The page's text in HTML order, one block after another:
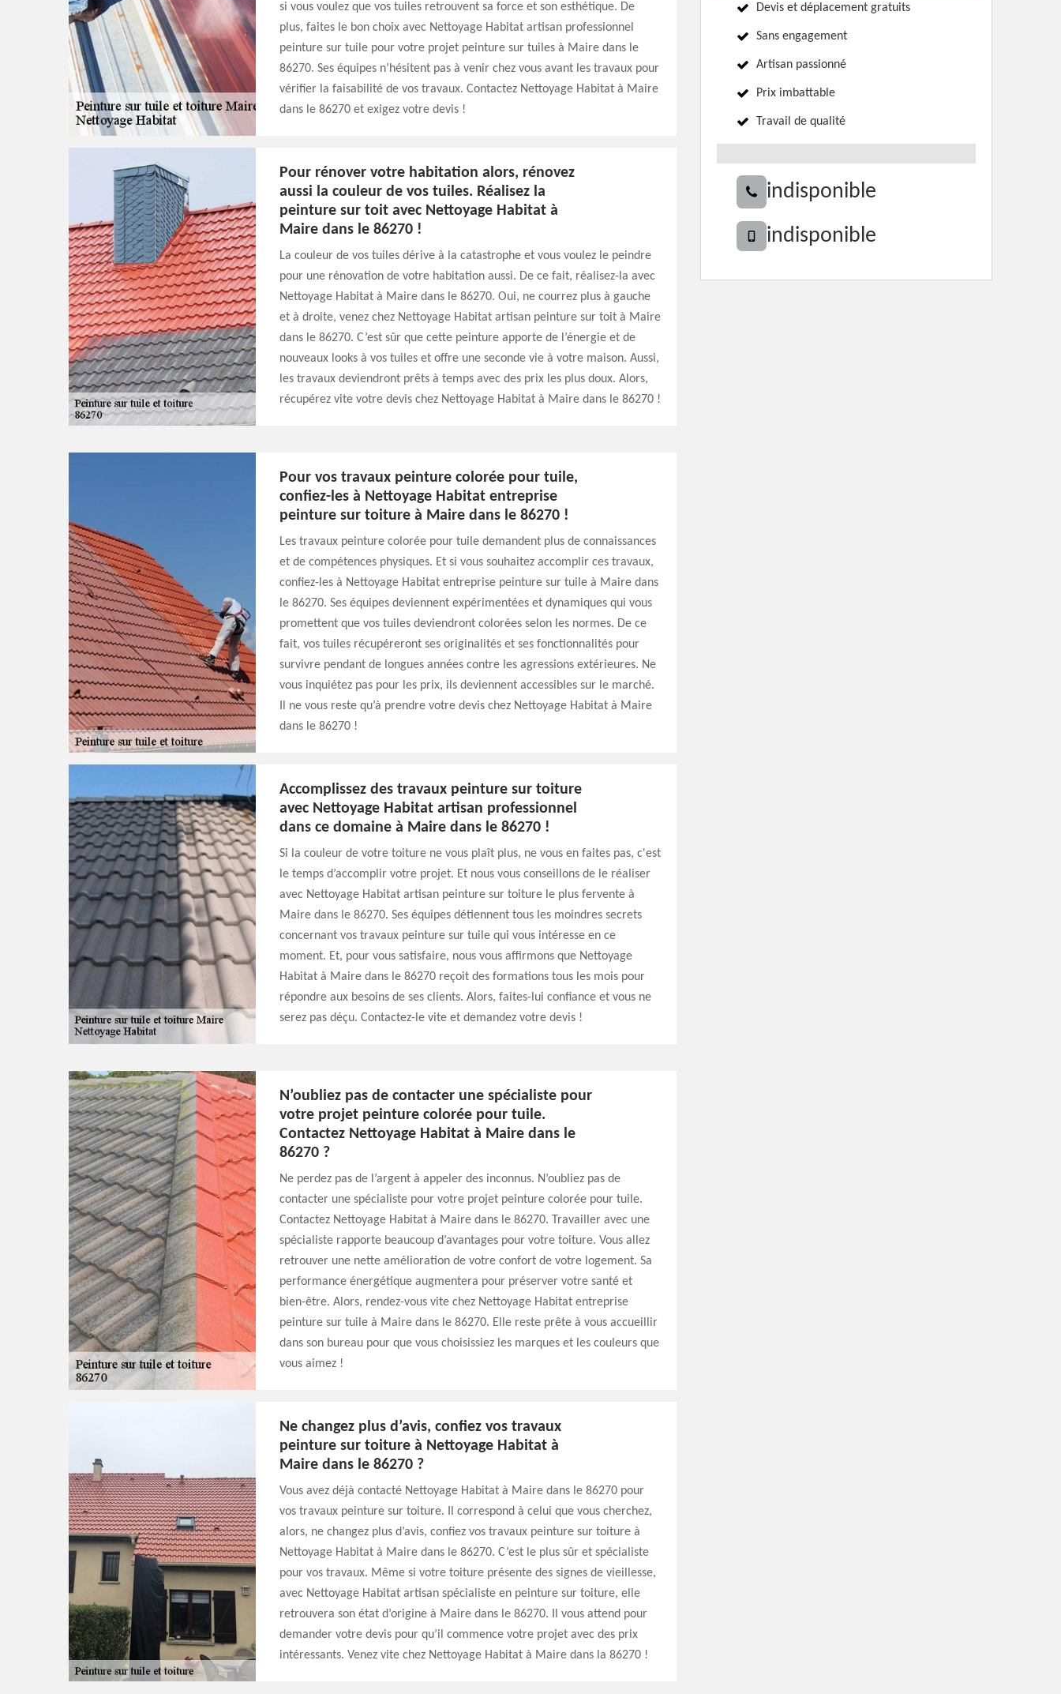
si vous voulez que vos tuiles retrouvent sa force et son esthétique. De
plus, faites le bon choix avec Nettoyage Habitat artisan professionnel
peinture sur tuile pour votre projet peinture sur tuiles à Maire dans le
86270. Ses équipes n’hésitent pas à venir chez vous avant les travaux pour
vérifier la faisabilité de vos travaux. Contactez Nettoyage Habitat à Maire
dans le 86270 et exigez votre devis !
Pour rénover votre habitation alors, rénovez
aussi la couleur de vos tuiles. Réalisez la
peinture sur toit avec Nettoyage Habitat à
Maire dans le 86270 !
La couleur de vos tuiles dérive à la catastrophe et vous voulez le peindre
pour une rénovation de votre habitation aussi. De ce fait, réalisez-la avec
Nettoyage Habitat à Maire dans le 86270. Oui, ne courrez plus à gauche
et à droite, venez chez Nettoyage Habitat artisan peinture sur toit à Maire
dans le 86270. C’est sûr que cette peinture apporte de l’énergie et de
nouveaux looks à vos tuiles et offre une seconde vie à votre maison. Aussi,
les travaux deviendront prêts à temps avec des prix les plus doux. Alors,
récupérez vite votre devis chez Nettoyage Habitat à Maire dans le 86270 !
Pour vos travaux peinture colorée pour tuile,
confiez-les à Nettoyage Habitat entreprise
peinture sur toiture à Maire dans le 86270 !
Les travaux peinture colorée pour tuile demandent plus de connaissances
et de compétences physiques. Et si vous souhaitez accomplir ces travaux,
confiez-les à Nettoyage Habitat entreprise peinture sur tuile à Maire dans
le 86270. Ses équipes deviennent expérimentées et dynamiques qui vous
promettent que vos tuiles deviendront colorées selon les normes. De ce
fait, vos tuiles récupéreront ses originalités et ses fonctionnalités pour
survivre pendant de longues années contre les agressions extérieures. Ne
vous inquiétez pas pour les prix, ils deviennent accessibles sur le marché.
Il ne vous reste qu’à prendre votre devis chez Nettoyage Habitat à Maire
dans le 86270 !
Accomplissez des travaux peinture sur toiture
avec Nettoyage Habitat artisan professionnel
dans ce domaine à Maire dans le 86270 !
Si la couleur de votre toiture ne vous plaît plus, ne vous en faites pas, c'est
le temps d’accomplir votre projet. Et nous vous conseillons de le réaliser
avec Nettoyage Habitat artisan peinture sur toiture le plus fervente à
Maire dans le 86270. Ses équipes détiennent tous les moindres secrets
concernant vos travaux peinture sur tuile qui vous intéresse en ce
moment. Et, pour vous satisfaire, nous vous affirmons que Nettoyage
Habitat à Maire dans le 86270 reçoit des formations tous les mois pour
répondre aux besoins de ses clients. Alors, faites-lui confiance et vous ne
serez pas déçu. Contactez-le vite et demandez votre devis !
N’oubliez pas de contacter une spécialiste pour
votre projet peinture colorée pour tuile.
Contactez Nettoyage Habitat à Maire dans le
86270 ?
Ne perdez pas de l’argent à appeler des inconnus. N’oubliez pas de
contacter une spécialiste pour votre projet peinture colorée pour tuile.
Contactez Nettoyage Habitat à Maire dans le 86270. Travailler avec une
spécialiste rapporte beaucoup d’avantages pour votre toiture. Vous allez
retrouver une nette amélioration de votre confort de votre logement. Sa
performance énergétique augmentera pour préserver votre santé et
bien-être. Alors, rendez-vous vite chez Nettoyage Habitat entreprise
peinture sur tuile à Maire dans le 86270. Elle reste prête à vous accueillir
dans son bureau pour que vous choisissiez les marques et les couleurs que
vous aimez !
Ne changez plus d’avis, confiez vos travaux
peinture sur toiture à Nettoyage Habitat à
Maire dans le 86270 ?
Vous avez déjà contacté Nettoyage Habitat à Maire dans le 86270 pour
vos travaux peinture sur toiture. Il correspond à celui que vous cherchez,
alors, ne changez plus d’avis, confiez vos travaux peinture sur toiture à
Nettoyage Habitat à Maire dans le 86270. C’est le plus sûr et spécialiste
pour vos travaux. Même si votre toiture présente des signes de vieillesse,
avec Nettoyage Habitat artisan spécialiste en peinture sur toiture, elle
retrouvera son état d’origine à Maire dans le 86270. Il vous attend pour
demander votre devis pour qu’il commence votre projet avec des prix
intéressants. Venez vite chez Nettoyage Habitat à Maire dans la 86270 !
Devis et déplacement gratuits
Sans engagement
Artisan passionné
Prix imbattable
Travail de qualité
indisponible
indisponible